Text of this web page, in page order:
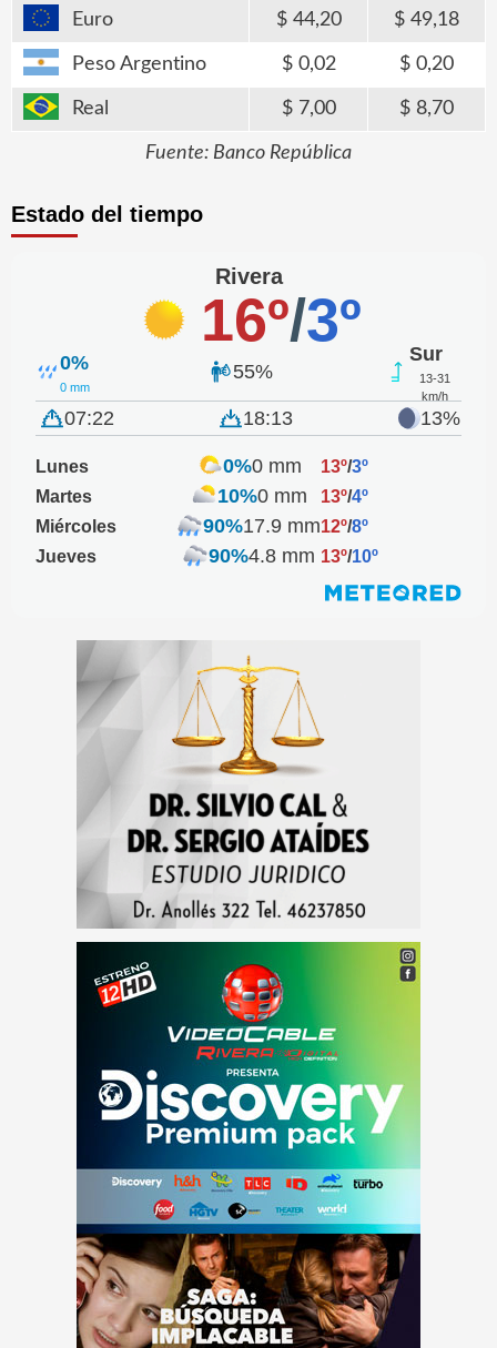
Euro 44,20 49,18
Peso Argentino 0,02 0,20
Real 7,00 8,70
Fuente: Banco República
Estado del tiempo
Rivera
16º/3º
0%
0 mm
55%
Sur
13-31
km/h
07:22 18:13 13%
Lunes 0%0 mm 13º/3º
Martes
10%0 mm 13º/4º
Miércoles
90%17.9 mm12º/8º
Jueves
90%4.8 mm 13º/10º